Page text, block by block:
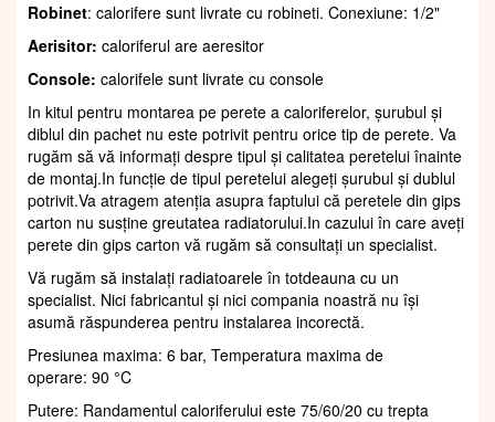
Robinet: calorifere sunt livrate cu robineti. Conexiune: 1/2"
Aerisitor: caloriferul are aeresitor
Console: calorifele sunt livrate cu console
In kitul pentru montarea pe perete a caloriferelor, șurubul și
diblul din pachet nu este potrivit pentru orice tip de perete. Va
rugăm să vă informați despre tipul și calitatea peretelui înainte
de montaj.In funcție de tipul peretelui alegeți șurubul și dublul
potrivit.Va atragem atenția asupra faptului că peretele din gips
carton nu susține greutatea radiatorului.In cazului în care aveți
perete din gips carton vă rugăm să consultați un specialist.
Vă rugăm să instalați radiatoarele în totdeauna cu un
specialist. Nici fabricantul și nici compania noastră nu își
asumă răspunderea pentru instalarea incorectă.
Presiunea maxima: 6 bar, Temperatura maxima de
operare: 90 °C
Putere: Randamentul caloriferului este 75/60/20 cu trepta